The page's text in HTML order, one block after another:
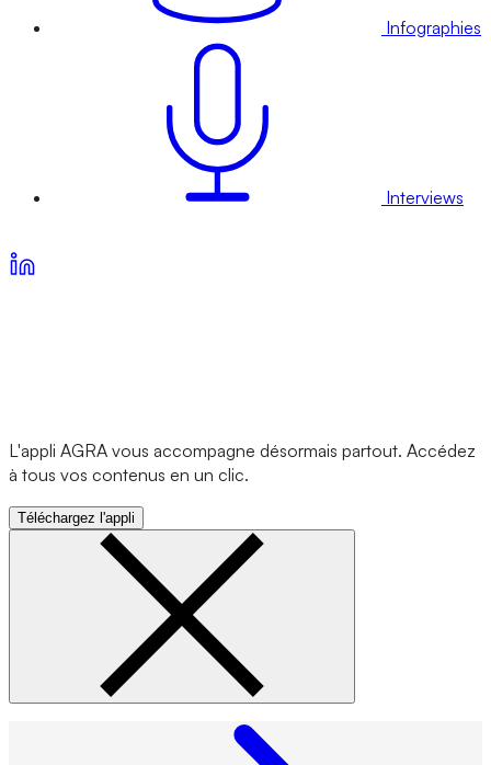
Infographies
Interviews
L'appli AGRA vous accompagne désormais partout. Accédez
à tous vos contenus en un clic.
Téléchargez l'appli